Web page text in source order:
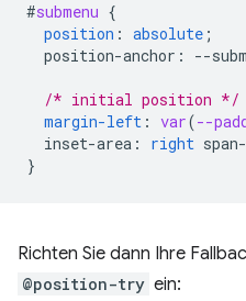
#submenu {
position : absolute ;
position-anchor : --
/* initial position */
margin-left : var(--
inset-area : right
}
Richten Sie dann Ihre
@position-try ein: